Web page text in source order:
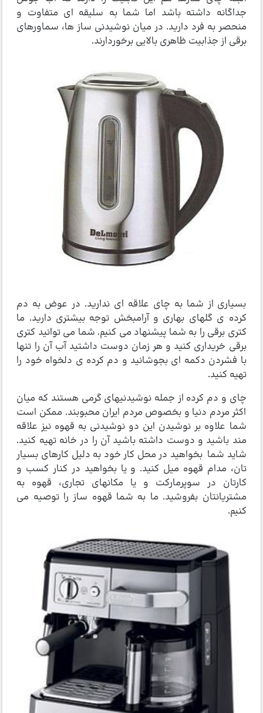
جداگانه داشته باشد اما شما به سلیقه ای متفاوت و
منحصر به فرد دارید. در میان نوشیدنی ساز ها، سماورهای
برقی از جذابیت ظاهری بالایی برخوردارند.
بسیاری از شما به چای علاقه ای ندارید. در عوض به دم
کرده ی گلهای بهاری و آرامبخش توجه بیشتری دارید. ما
کتری برقی را به شما پیشنهاد می کنیم. شما می توانید کتری
برقی خریداری کنید و هر زمان دوست داشتید آب آن را تنها
با فشردن دکمه ای بجوشانید و دم کرده ی دلخواه خود را
تهیه کنید.
چای و دم کرده از جمله نوشیدنیهای گرمی هستند که میان
اکثر مردم دنیا و بخصوص مردم ایران محبوبند. ممکن است
شما علاوه بر نوشیدن این دو نوشیدنی به قهوه نیز علاقه
مند باشید و دوست داشته باشید آن را در خانه تهیه کنید.
شاید شما بخواهید در محل کار خود به دلیل کارهای بسیار
تان، مدام قهوه میل کنید. و یا بخواهید در کنار کسب و
کارتان در سوپرمارکت و یا مکانهای تجاری، قهوه به
مشتریانتان بفروشید. ما به شما قهوه ساز را توصیه می
کنیم.